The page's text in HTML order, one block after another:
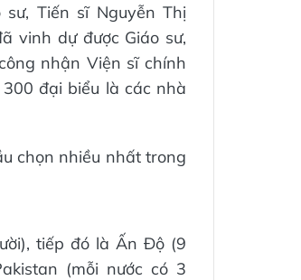
Tiến sĩ Nguyễn Thị
vinh dự được Giáo sư,
nhận Viện sĩ chính
đại biểu là các nhà
chọn nhiều nhất trong
tiếp đó là Ấn Độ (9
(mỗi nước có 3